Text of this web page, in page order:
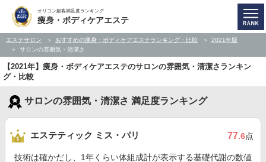
オリコン顧客満足度ランキング
痩身・ボディケアエステ
エステサロン おすすめの痩身・ボディケアエステランキング・比較
2021年版
サロンの雰囲気・清潔さ
【2021年】痩身・ボディケアエステのサロンの雰囲気・清潔さランキン
グ・比較
サロンの雰囲気・清潔さ 満足度ランキング
エステティック ミス・パリ 77.6点
技術は確かだし、1年くらい体組成計が表示する基礎代謝の数値